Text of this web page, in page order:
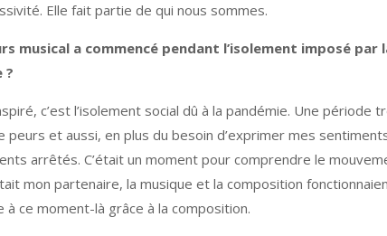
Elle fait partie de qui nous sommes.
musical a commencé pendant l’isolement imposé
?
c’est l’isolement social dû à la pandémie. Une
peurs et aussi, en plus du besoin d’exprimer mes
arrêtés. C’était un moment pour comprendre le
mon partenaire, la musique et la composition
à ce moment-là grâce à la composition.